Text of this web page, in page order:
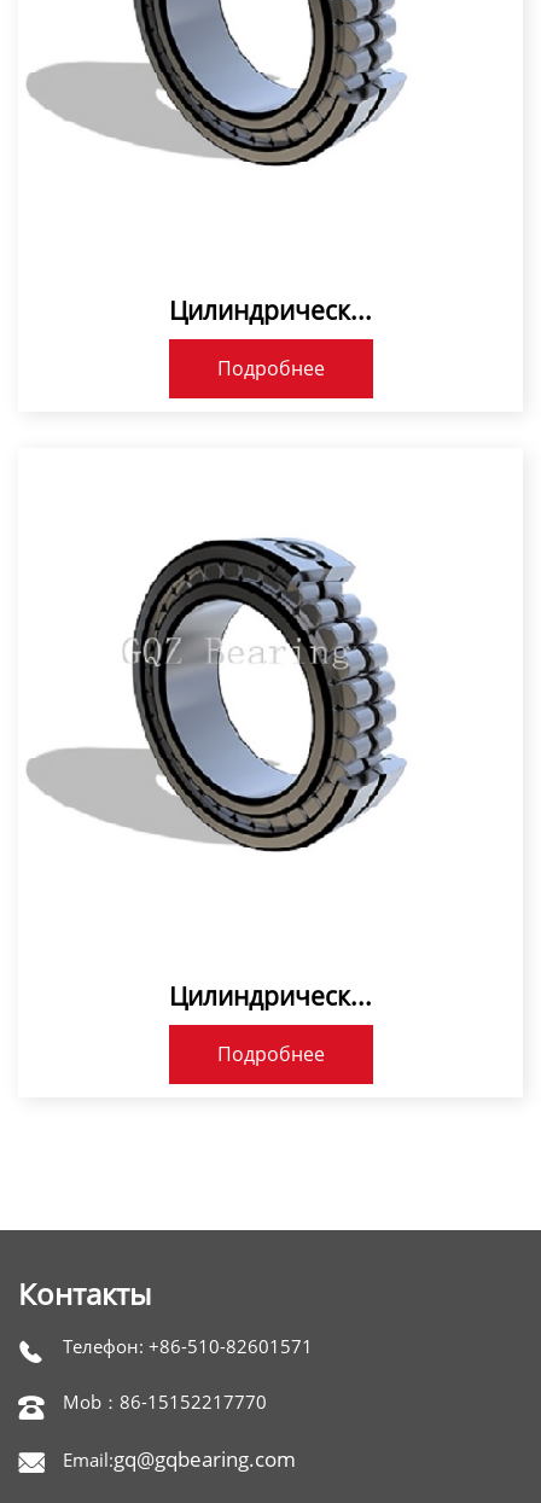
Цилиндрическ...
Подробнее
Цилиндрическ...
Подробнее
Контакты
 Телефон: +86-510-82601571
 Mob：86-15152217770
 Email:gq@gqbearing.com